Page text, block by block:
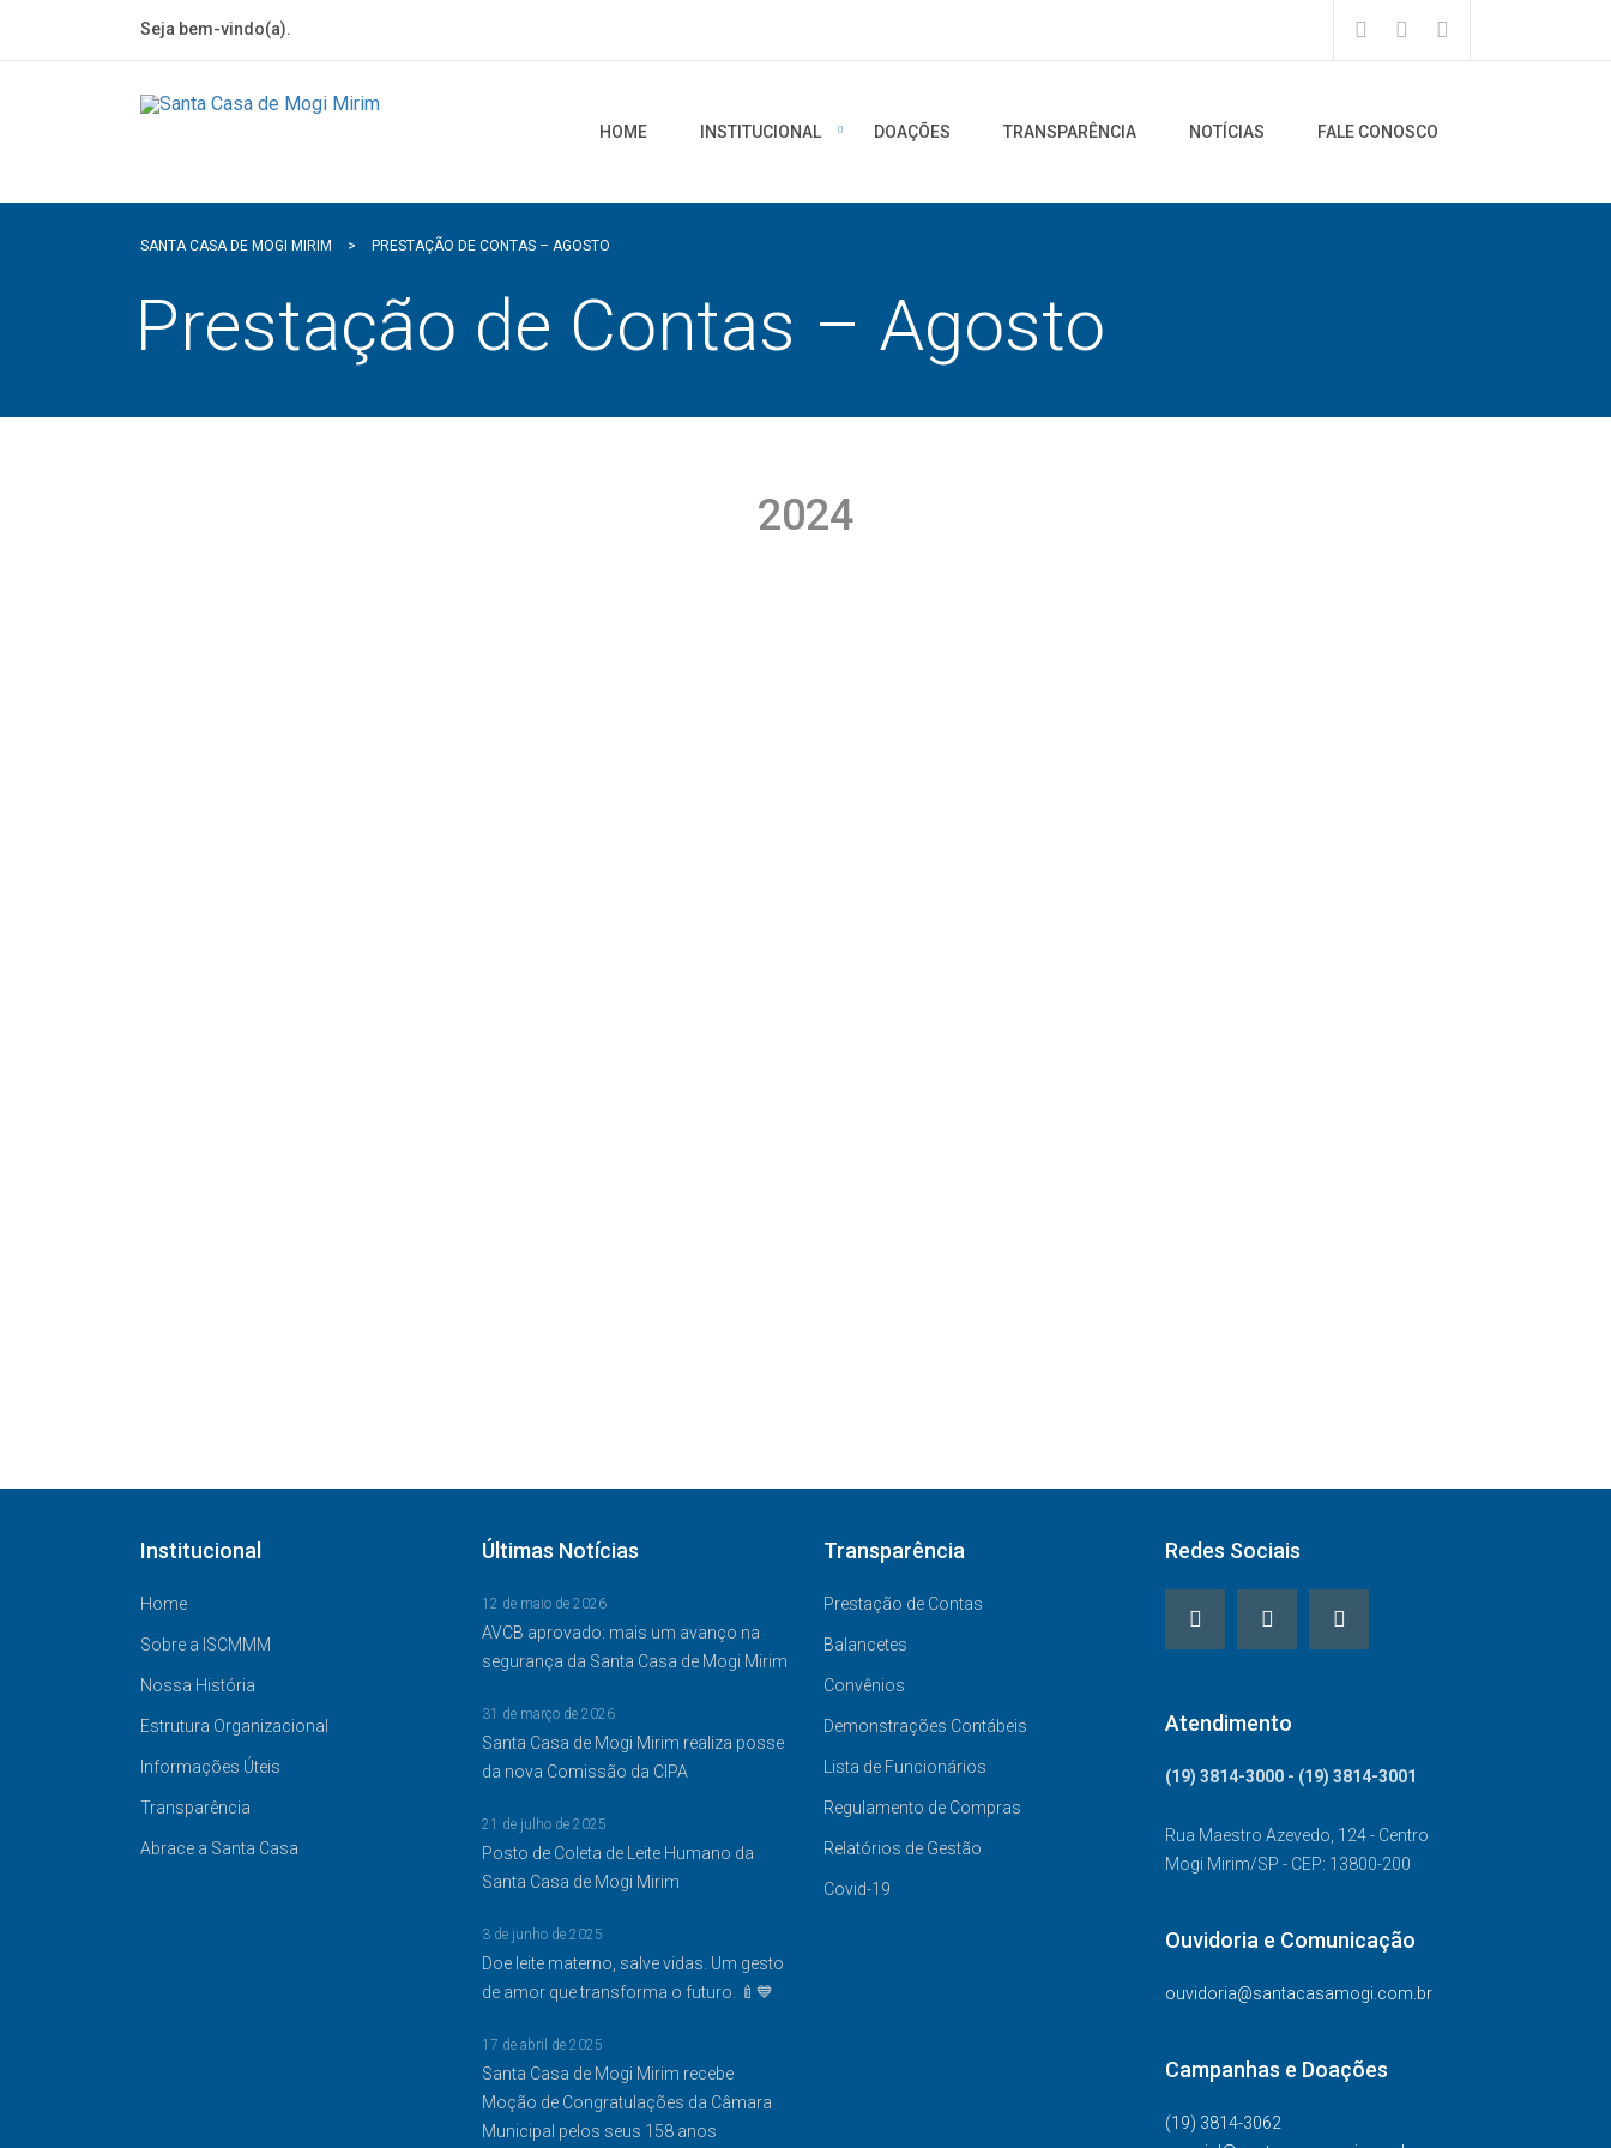
Seja bem-vindo(a).
HOME INSTITUCIONAL DOAÇÕES TRANSPARÊNCIA NOTÍCIAS FALE CONOSCO
SANTA CASA DE MOGI MIRIM > PRESTAÇÃO DE CONTAS – AGOSTO
Prestação de Contas – Agosto
2024
Institucional
Home
Sobre a ISCMMM
Nossa História
Estrutura Organizacional
Informações Úteis
Transparência
Abrace a Santa Casa
Últimas Notícias
AVCB aprovado: mais um avanço na
segurança da Santa Casa de Mogi Mirim
12 de maio de 2026
Santa Casa de Mogi Mirim realiza posse
da nova Comissão da CIPA
31 de março de 2026
Posto de Coleta de Leite Humano da
Santa Casa de Mogi Mirim
21 de julho de 2025
Doe leite materno, salve vidas. Um gesto
de amor que transforma o futuro. 🍼💙
3 de junho de 2025
Santa Casa de Mogi Mirim recebe
Moção de Congratulações da Câmara
Municipal pelos seus 158 anos
17 de abril de 2025
Transparência
Prestação de Contas
Balancetes
Convênios
Demonstrações Contábeis
Lista de Funcionários
Regulamento de Compras
Relatórios de Gestão
Covid-19
Redes Sociais
Atendimento
(19) 3814-3000 - (19) 3814-3001
Rua Maestro Azevedo, 124 - Centro
Mogi Mirim/SP - CEP: 13800-200
Ouvidoria e Comunicação
ouvidoria@santacasamogi.com.br
Campanhas e Doações
(19) 3814-3062